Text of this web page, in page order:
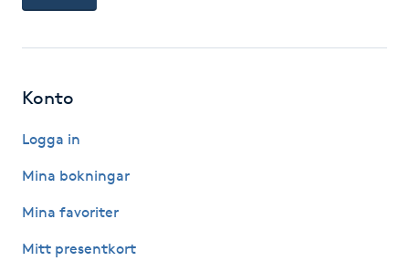
Föning
G
Gel naglar
Konto
Logga in
Mina bokningar
Mina favoriter
Mitt presentkort